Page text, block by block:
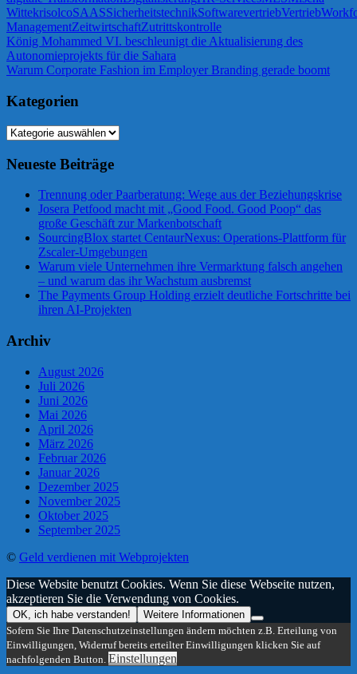
WittekrisolcoSAASSicherheitstechnikSoftwarevertriebVertrieb
ManagementZeitwirtschaftZutrittskontrolle
Beitragsnavigation
Vorheriger
Beitrag:
König Mohammed VI. beschleunigt die Aktualisierung des
Autonomieprojekts für die Sahara
Nächster
Warum Corporate Fashion im Employer Branding gerade boomt
Kategorien
Kategorien
Neueste Beiträge
Trennung oder Paarberatung: Wege aus der Beziehungskrise
Josera Petfood macht mit „Good Food. Good Poop“ das
große Geschäft zur Markenbotschaft
SourcingBlox startet CentaurNexus: Operations-Plattform für
Zscaler-Umgebungen
Warum viele Unternehmen ihre Vermarktung falsch angehen
– und warum das ihr Wachstum ausbremst
The Payments Group Holding erzielt deutliche Fortschritte bei
ihren AI-Projekten
Archiv
August 2026
Juli 2026
Juni 2026
Mai 2026
April 2026
März 2026
Februar 2026
Januar 2026
Dezember 2025
November 2025
Oktober 2025
September 2025
© Geld verdienen mit Webprojekten
Diese Website benutzt Cookies. Wenn Sie diese Webseite nutzen,
akzeptieren Sie die Verwendung von Cookies.
OK, ich habe verstanden!
Weitere Informationen
Sofern Sie Ihre Datenschutzeinstellungen ändern möchten z.B. Erteilung von
Einwilligungen, Widerruf bereits erteilter Einwilligungen klicken Sie auf
nachfolgenden Button. Einstellungen